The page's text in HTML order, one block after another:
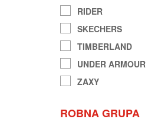
RIDER
SKECHERS
TIMBERLAND
UNDER ARMOUR
ZAXY
ROBNA GRUPA